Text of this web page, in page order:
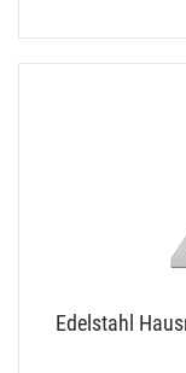
Edelstahl